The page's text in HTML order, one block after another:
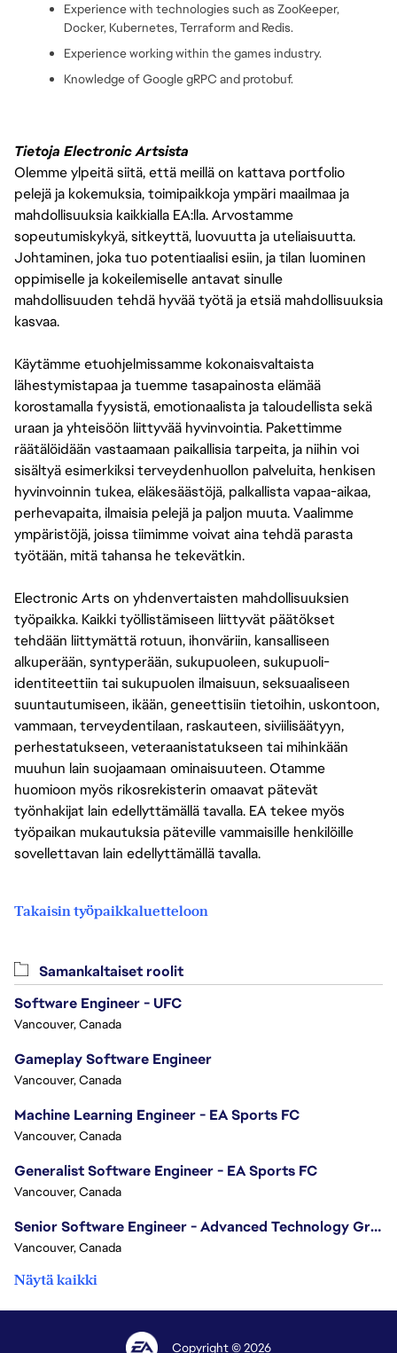
Experience with technologies such as ZooKeeper,
Docker, Kubernetes, Terraform and Redis.
Experience working within the games industry.
Knowledge of Google gRPC and protobuf.
Tietoja Electronic Artsista
Olemme ylpeitä siitä, että meillä on kattava portfolio
pelejä ja kokemuksia, toimipaikkoja ympäri maailmaa ja
mahdollisuuksia kaikkialla EA:lla. Arvostamme
sopeutumiskykyä, sitkeyttä, luovuutta ja uteliaisuutta.
Johtaminen, joka tuo potentiaalisi esiin, ja tilan luominen
oppimiselle ja kokeilemiselle antavat sinulle
mahdollisuuden tehdä hyvää työtä ja etsiä mahdollisuuksia
kasvaa.
Käytämme etuohjelmissamme kokonaisvaltaista
lähestymistapaa ja tuemme tasapainosta elämää
korostamalla fyysistä, emotionaalista ja taloudellista sekä
uraan ja yhteisöön liittyvää hyvinvointia. Pakettimme
räätälöidään vastaamaan paikallisia tarpeita, ja niihin voi
sisältyä esimerkiksi terveydenhuollon palveluita, henkisen
hyvinvoinnin tukea, eläkesäästöjä, palkallista vapaa-aikaa,
perhevapaita, ilmaisia pelejä ja paljon muuta. Vaalimme
ympäristöjä, joissa tiimimme voivat aina tehdä parasta
työtään, mitä tahansa he tekevätkin.
Electronic Arts on yhdenvertaisten mahdollisuuksien
työpaikka. Kaikki työllistämiseen liittyvät päätökset
tehdään liittymättä rotuun, ihonväriin, kansalliseen
alkuperään, syntyperään, sukupuoleen, sukupuoli-
identiteettiin tai sukupuolen ilmaisuun, seksuaaliseen
suuntautumiseen, ikään, geneettisiin tietoihin, uskontoon,
vammaan, terveydentilaan, raskauteen, siviilisäätyyn,
perhestatukseen, veteraanistatukseen tai mihinkään
muuhun lain suojaamaan ominaisuuteen. Otamme
huomioon myös rikosrekisterin omaavat pätevät
työnhakijat lain edellyttämällä tavalla. EA tekee myös
työpaikan mukautuksia päteville vammaisille henkilöille
sovellettavan lain edellyttämällä tavalla.
Takaisin työpaikkaluetteloon
Samankaltaiset roolit
Software Engineer - UFC
Vancouver, Canada
Gameplay Software Engineer
Vancouver, Canada
Machine Learning Engineer - EA Sports FC
Vancouver, Canada
Generalist Software Engineer - EA Sports FC
Vancouver, Canada
Senior Software Engineer - Advanced Technology Group
Vancouver, Canada
Näytä kaikki
Copyright © 2026